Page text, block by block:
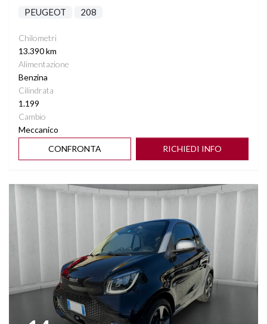
PEUGEOT 208
Chilometri
13.390 km
Alimentazione
Benzina
Cilindrata
1.199
Cambio
Meccanico
CONFRONTA
RICHIEDI INFO
Vedi dettagli